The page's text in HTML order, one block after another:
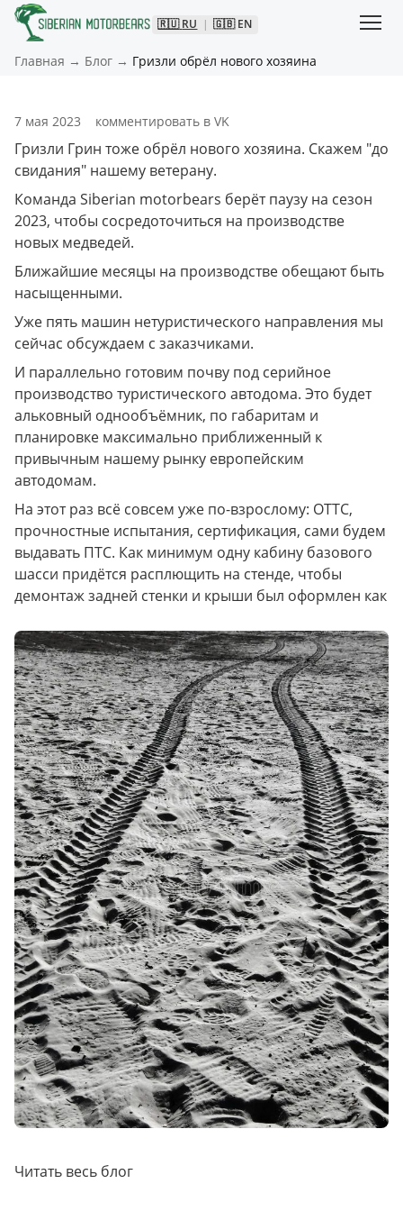
🇷🇺 RU | 🇬🇧 EN
Главная → Блог → Гризли обрёл нового хозяина
7 мая 2023 комментировать в VK
Гризли Грин тоже обрёл нового хозяина. Скажем "до
свидания" нашему ветерану.
Команда Siberian motorbears берёт паузу на сезон
2023, чтобы сосредоточиться на производстве
новых медведей.
Ближайшие месяцы на производстве обещают быть
насыщенными.
Уже пять машин нетуристического направления мы
сейчас обсуждаем с заказчиками.
И параллельно готовим почву под серийное
производство туристического автодома. Это будет
альковный однообъёмник, по габаритам и
планировке максимально приближенный к
привычным нашему рынку европейским
автодомам.
На этот раз всё совсем уже по-взрослому: ОТТС,
прочностные испытания, сертификация, сами будем
выдавать ПТС. Как минимум одну кабину базового
шасси придётся расплющить на стенде, чтобы
демонтаж задней стенки и крыши был оформлен как
Если не ошибаемся, это будет первое в России
полноценное производство автодомов такого типа.
Будет сложно, но интересно. Мы вам всё расскажем!
Прокат вернётся в сезоне 2024. Не забывайте про
нас :)
Читать весь блог